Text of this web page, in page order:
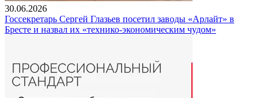
30.06.2026
Госсекретарь Сергей Глазьев посетил заводы «Арлайт» в
Бресте и назвал их «технико-экономическим чудом»